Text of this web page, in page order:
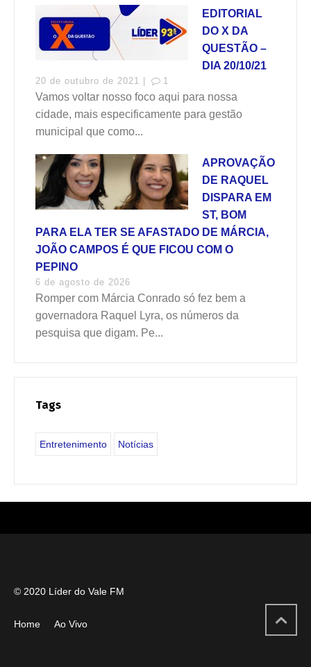
EDITORIAL
DO X DA
QUESTÃO –
DIA 20/10/21
20 de outubro de 2021 | 1
Vamos voltar nosso foco aqui para nossa
cidade, mais especificamente para gestão
municipal que como...
APROVAÇÃO
DE RAQUEL
DISPARA EM
ST, BOM
PARA ELA TER SE AFASTADO DE MÁRCIA,
JOÃO CAMPOS É QUE FICOU COM O
PEPINO
6 de agosto de 2026
Romper com Márcia Conrado só fez bem a
governadora Raquel Lyra, os números da
pesquisa que digam. Pe...
Tags
Entretenimento Notícias
© 2020 Líder do Vale FM
Home Ao Vivo